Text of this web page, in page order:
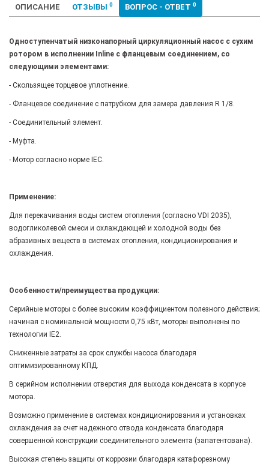
ОПИСАНИЕ ОТЗЫВЫ 0 ВОПРОС - ОТВЕТ 0
Одноступенчатый низконапорный циркуляционный насос с сухим
ротором в исполнении Inline с фланцевым соединением, со
следующими элементами:
- Скользящее торцевое уплотнение.
- Фланцевое соединение с патрубком для замера давления R 1/8.
- Соединительный элемент.
- Муфта.
- Мотор согласно норме IEC.
Применение:
Для перекачивания воды систем отопления (согласно VDI 2035),
водогликолевой смеси и охлаждающей и холодной воды без
абразивных веществ в системах отопления, кондиционирования и
охлаждения.
Особенности/преимущества продукции:
Серийные моторы с более высоким коэффициентом полезного действия;
начиная с номинальной мощности 0,75 кВт, моторы выполнены по
технологии IE2.
Сниженные затраты за срок службы насоса благодаря
оптимизированному КПД.
В серийном исполнении отверстия для выхода конденсата в корпусе
мотора.
Возможно применение в системах кондиционирования и установках
охлаждения за счет надежного отвода конденсата благодаря
совершенной конструкции соединительного элемента (запатентована).
Высокая степень защиты от коррозии благодаря катафорезному